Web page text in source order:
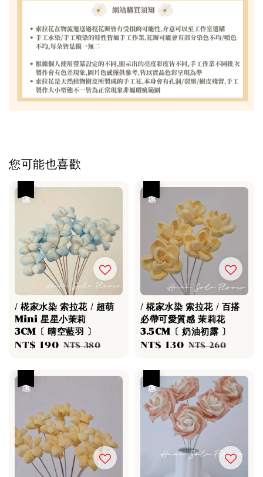
您可能也喜歡
/ 椛家水染 索拉花 / 超萌
Mini 星星小茉莉
3CM〔 晴空藍羽 〕
Sale
NT$ 190 Regular
NT$ 380
/ 椛家水染 索拉花 / 百搭
必帶可愛質感 茉莉花
3.5CM〔 奶油初露 〕
Sale
NT$ 130 Regular
NT$ 260